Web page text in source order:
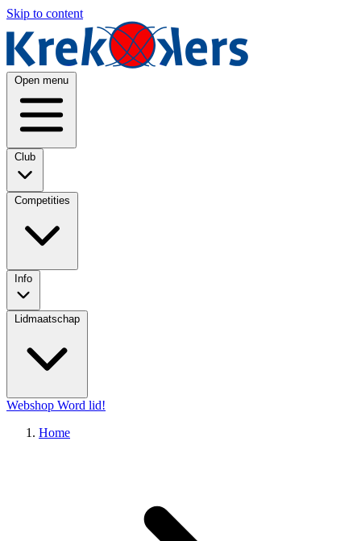
Skip to content
Open menu
Club
Competities
Info
Lidmaatschap
Webshop Word lid!
Home